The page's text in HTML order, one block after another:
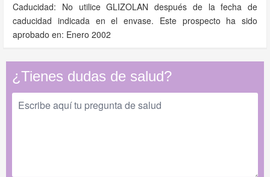
Caducidad: No utilice GLIZOLAN después de la fecha de
caducidad indicada en el envase. Este prospecto ha sido
aprobado en: Enero 2002
¿Tienes dudas de salud?